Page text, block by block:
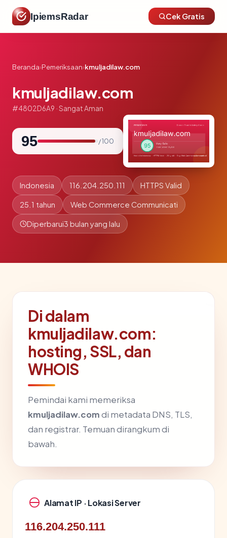
IpiemsRadar Cek Gratis
Beranda›Pemeriksaan›kmuljadilaw.com
kmuljadilaw.com
#4802D6A9 · Sangat Aman
95 / 100
Indonesia 116.204.250.111 HTTPS Valid
25.1 tahun Web Commerce Communicati
Diperbarui3 bulan yang lalu
Di dalam
kmuljadilaw.com:
hosting, SSL, dan
WHOIS
Pemindai kami memeriksa
kmuljadilaw.comdi metadata DNS, TLS,
dan registrar. Temuan dirangkum di
bawah.
Alamat IP · Lokasi Server
116.204.250.111